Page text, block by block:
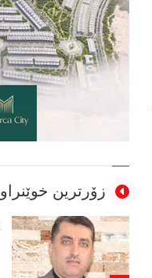
زۆرترین خوێنراو